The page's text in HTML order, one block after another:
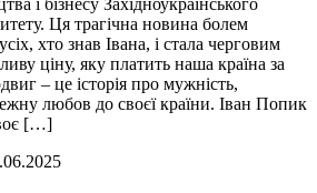
і бізнесу Західноукраїнського
Ця трагічна новина болем
хто знав Івана, і стала черговим
ціну, яку платить наша країна за
– це історія про мужність,
любов до своєї країни. Іван Попик
[…]